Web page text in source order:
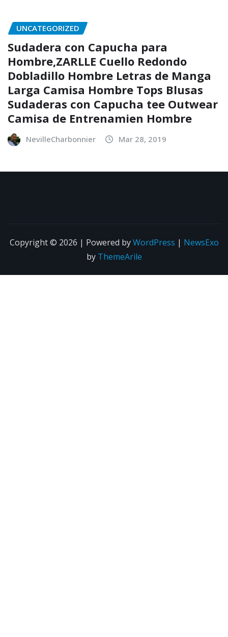
UNCATEGORIZED
Sudadera con Capucha para
Hombre,ZARLLE Cuello Redondo
Dobladillo Hombre Letras de Manga
Larga Camisa Hombre Tops Blusas
Sudaderas con Capucha tee Outwear
Camisa de Entrenamien Hombre
NevilleCharbonnier Mar 28, 2019
Copyright © 2026 | Powered byWordPress | NewsExo
by ThemeArile